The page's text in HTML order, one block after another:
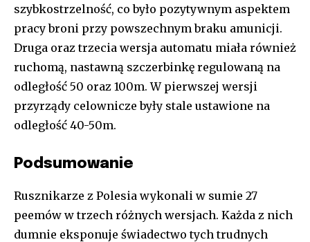
szybkostrzelność, co było pozytywnym aspektem
pracy broni przy powszechnym braku amunicji.
Druga oraz trzecia wersja automatu miała również
ruchomą, nastawną szczerbinkę regulowaną na
odległość 50 oraz 100m. W pierwszej wersji
przyrządy celownicze były stale ustawione na
odległość 40-50m.
Podsumowanie
Rusznikarze z Polesia wykonali w sumie 27
peemów w trzech różnych wersjach. Każda z nich
dumnie eksponuje świadectwo tych trudnych